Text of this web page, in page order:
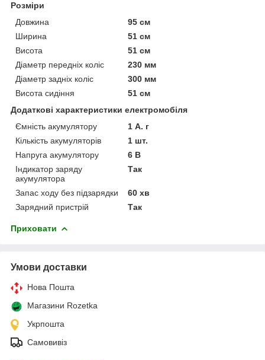
Розміри
Довжина
95 см
Ширина
51 см
Висота
51 см
Діаметр передніх коліс
230 мм
Діаметр задніх коліс
300 мм
Висота сидіння
51 см
Додаткові характеристики електромобіля
Ємність акумулятору
1 А. г
Кількість акумуляторів
1 шт.
Напруга акумулятору
6 В
Індикатор заряду
акумулятора
Так
Запас ходу без підзарядки
60 хв
Зарядний пристрій
Так
Приховати
Умови доставки
Нова Пошта
Магазини Rozetka
Укрпошта
Самовивіз